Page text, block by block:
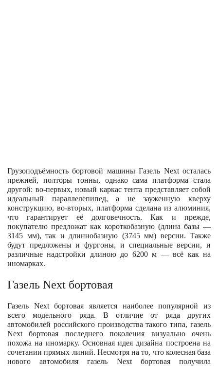
Грузоподъёмность бортовой машины Газель Next осталась
прежней, полторы тонны, однако сама платформа стала
другой: во-первых, новый каркас тента представляет собой
идеальный параллелепипед, а не зауженную кверху
конструкцию, во-вторых, платформа сделана из алюминия,
что гарантирует её долговечность. Как и прежде,
покупателю предложат как короткобазную (длина базы —
3145 мм), так и длиннобазную (3745 мм) версии. Также
будут предложены и фургоны, и специальные версии, и
различные надстройки длиною до 6200 м — всё как на
иномарках.
Газель Next бортовая
Газель Next бортовая является наиболее популярной из
всего модельного ряда. В отличие от ряда других
автомобилей российского производства такого типа, газель
Next бортовая последнего поколения визуально очень
похожа на иномарку. Основная идея дизайна построена на
сочетании прямых линий. Несмотря на то, что колесная база
нового автомобиля газель Next бортовая получила